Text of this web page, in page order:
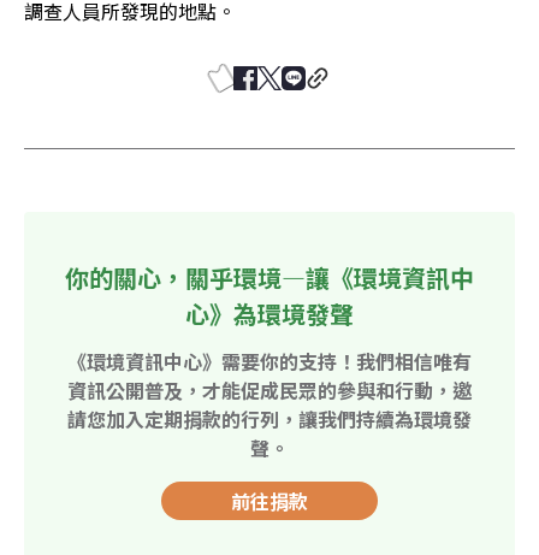
調查人員所發現的地點。
你的關心，關乎環境—讓《環境資訊中
心》為環境發聲
《環境資訊中心》需要你的支持！我們相信唯有
資訊公開普及，才能促成民眾的參與和行動，邀
請您加入定期捐款的行列，讓我們持續為環境發
聲。
前往捐款